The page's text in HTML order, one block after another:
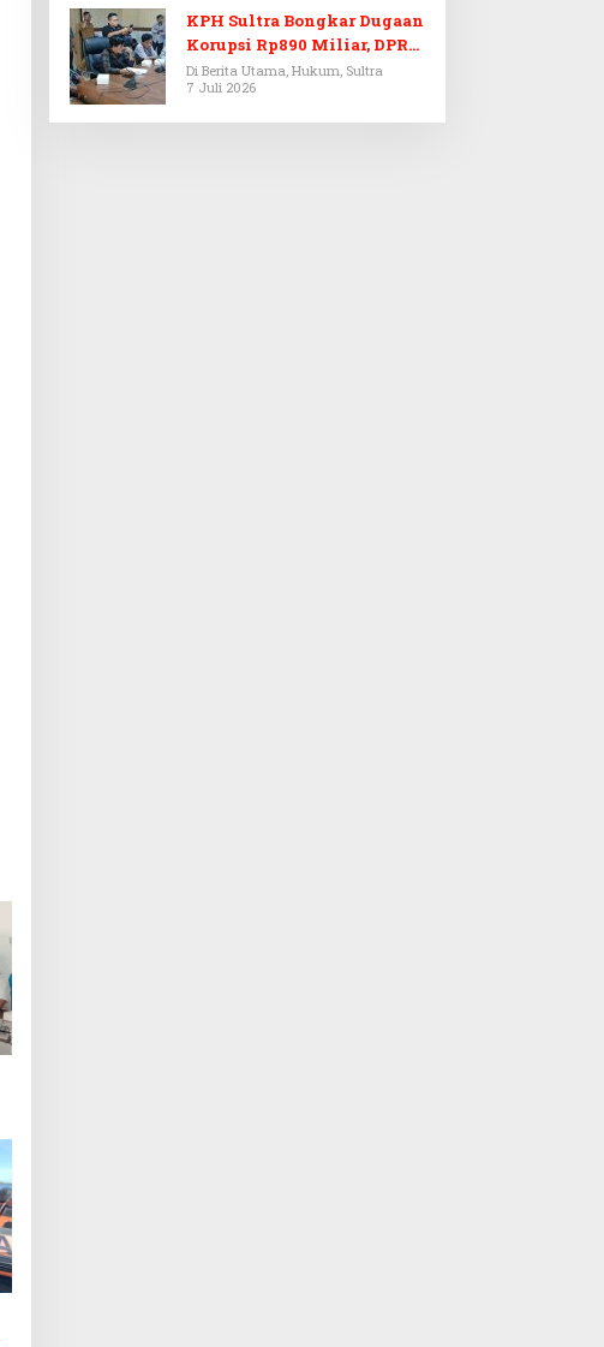
KPH Sultra Bongkar Dugaan
Korupsi Rp890 Miliar, DPRD
Sultra Gelar RDP
Di Berita Utama, Hukum, Sultra
7 Juli 2026